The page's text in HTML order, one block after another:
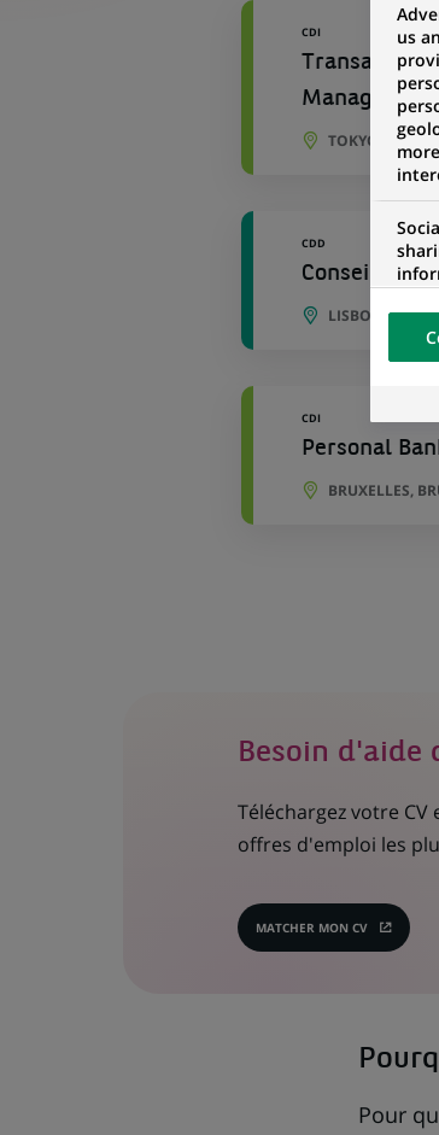
CDI
Transaction
Manager
TOKYO,
CDD
Conseiller de
LISBONNE,
CDI
Personal
BRUXELLES,
Besoin d'aide
Téléchargez votre
offres d'emploi les
MATCHER MON CV
(CE
Pour
us
of